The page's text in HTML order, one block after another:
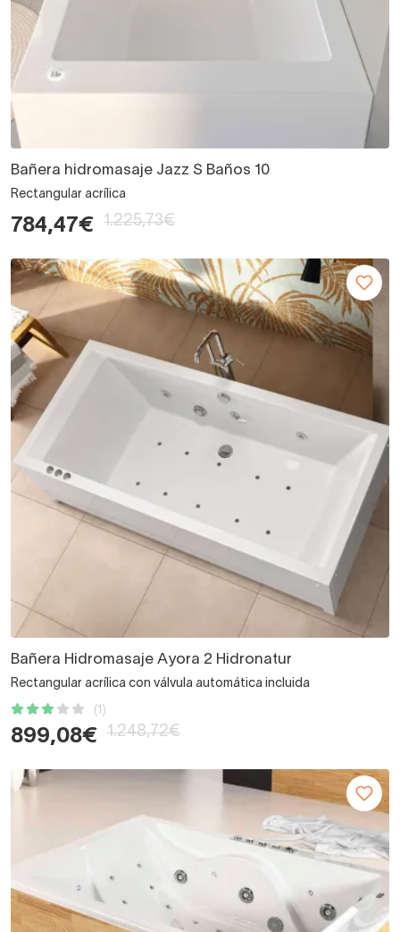
Bañera hidromasaje Jazz S Baños 10
Rectangular acrílica
784,47€ 1.225,73€
Bañera Hidromasaje Ayora 2 Hidronatur
Rectangular acrílica con válvula automática incluida
(1)
899,08€ 1.248,72€